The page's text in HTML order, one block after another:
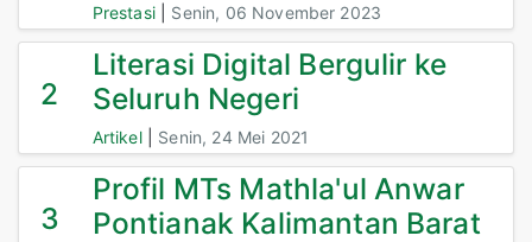
Prestasi Senin, 06 November 2023
2
Literasi Digital Bergulir ke
Seluruh Negeri
Artikel Senin, 24 Mei 2021
3
Profil MTs Mathla'ul Anwar
Pontianak Kalimantan Barat